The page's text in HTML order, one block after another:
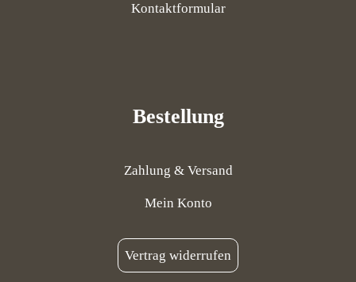
Kontaktformular
Bestellung
Zahlung & Versand
Mein Konto
Vertrag widerrufen